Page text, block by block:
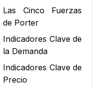
Las Cinco Fuerzas
de Porter
Indicadores Clave de
la Demanda
Indicadores Clave de
Precio